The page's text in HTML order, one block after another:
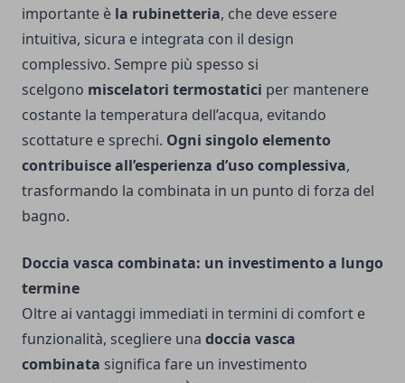
importante è la rubinetteria, che deve essere
intuitiva, sicura e integrata con il design
complessivo. Sempre più spesso si
scelgono miscelatori termostatici per mantenere
costante la temperatura dell’acqua, evitando
scottature e sprechi. Ogni singolo elemento
contribuisce all’esperienza d’uso complessiva,
trasformando la combinata in un punto di forza del
bagno.
Doccia vasca combinata: un investimento a lungo
termine
Oltre ai vantaggi immediati in termini di comfort e
funzionalità, scegliere una doccia vasca
combinata significa fare un investimento